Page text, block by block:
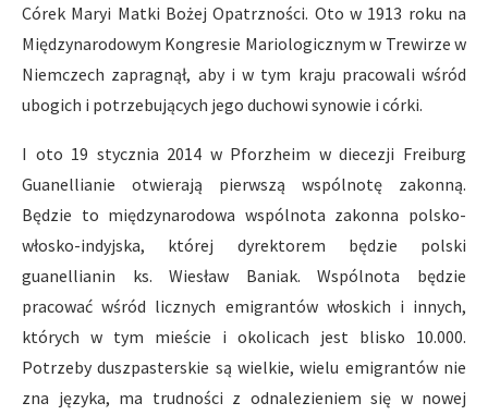
Córek Maryi Matki Bożej Opatrzności. Oto w 1913 roku na
Międzynarodowym Kongresie Mariologicznym w Trewirze w
Niemczech zapragnął, aby i w tym kraju pracowali wśród
ubogich i potrzebujących jego duchowi synowie i córki.
I oto 19 stycznia 2014 w Pforzheim w diecezji Freiburg
Guanellianie otwierają pierwszą wspólnotę zakonną.
Będzie to międzynarodowa wspólnota zakonna polsko-
włosko-indyjska, której dyrektorem będzie polski
guanellianin ks. Wiesław Baniak. Wspólnota będzie
pracować wśród licznych emigrantów włoskich i innych,
których w tym mieście i okolicach jest blisko 10.000.
Potrzeby duszpasterskie są wielkie, wielu emigrantów nie
zna języka, ma trudności z odnalezieniem się w nowej